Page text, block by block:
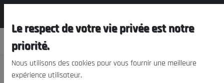
Le respect de votre vie privée est notre
priorité.
Nous utilisons des cookies pour vous fournir une meilleure
expérience utilisateur.